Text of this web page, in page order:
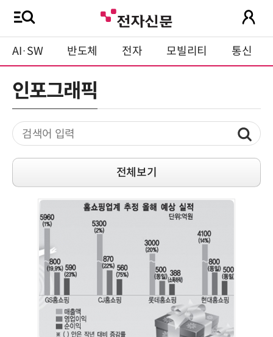
AI·SW 반도체 전자 모빌리티 통신
인포그래픽
전체보기